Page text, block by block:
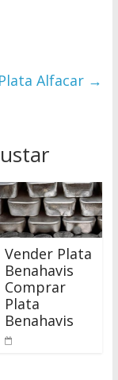
Alfacar →
Vender Plata
Benahavis
Comprar
Plata
Benahavis